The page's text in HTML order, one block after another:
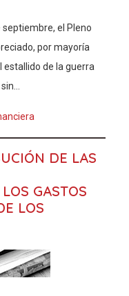
septiembre, el Pleno
por mayoría
estallido de la guerra
DE LAS
GASTOS
LOS